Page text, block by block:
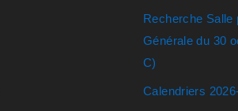
Recherche Salle
Générale du 30
C)
Calendriers